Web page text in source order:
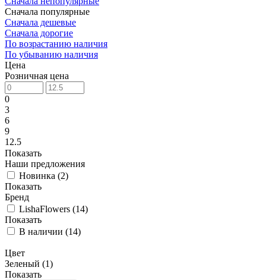
Сначала популярные
Сначала дешевые
Сначала дорогие
По возрастанию наличия
По убыванию наличия
Цена
Розничная цена
0
3
6
9
12.5
Показать
Наши предложения
Новинка (2)
Показать
Бренд
LishaFlowers (14)
Показать
В наличии (14)
Цвет
Зеленый (1)
Показать